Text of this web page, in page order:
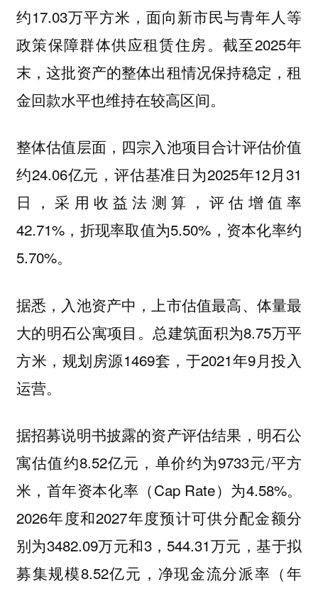
约17.03万平方米，面向新市民与青年人等
政策保障群体供应租赁住房。截至2025年
末，这批资产的整体出租情况保持稳定，租
金回款水平也维持在较高区间。
整体估值层面，四宗入池项目合计评估价值
约24.06亿元，评估基准日为2025年12月31
日，采用收益法测算，评估增值率
42.71%，折现率取值为5.50%，资本化率约
5.70%。
据悉，入池资产中，上市估值最高、体量最
大的明石公寓项目。总建筑面积为8.75万平
方米，规划房源1469套，于2021年9月投入
运营。
据招募说明书披露的资产评估结果，明石公
寓估值约8.52亿元，单价约为9733元/平方
米，首年资本化率（Cap Rate）为4.58%。
2026年度和2027年度预计可供分配金额分
别为3482.09万元和3，544.31万元，基于拟
募集规模8.52亿元，净现金流分派率（年